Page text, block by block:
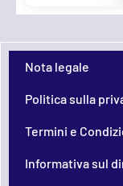
Nota legale
Politica sulla
Termini e
Informativa sul